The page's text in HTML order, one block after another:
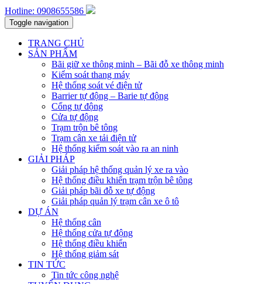
Hotline: 0908655586
Toggle navigation
TRANG CHỦ
SẢN PHẨM
Bãi giữ xe thông minh – Bãi đỗ xe thông minh
Kiểm soát thang máy
Hệ thống soát vé điện tử
Barrier tự động – Barie tự động
Cổng tự động
Cửa tự động
Trạm trộn bê tông
Trạm cân xe tải điện tử
Hệ thống kiểm soát vào ra an ninh
GIẢI PHÁP
Giải pháp hệ thống quản lý xe ra vào
Hệ thống điều khiển trạm trộn bê tông
Giải pháp bãi đỗ xe tự động
Giải pháp quản lý trạm cân xe ô tô
DỰ ÁN
Hệ thống cân
Hệ thống cửa tự động
Hệ thống điều khiển
Hệ thống giảm sát
TIN TỨC
Tin tức công nghệ